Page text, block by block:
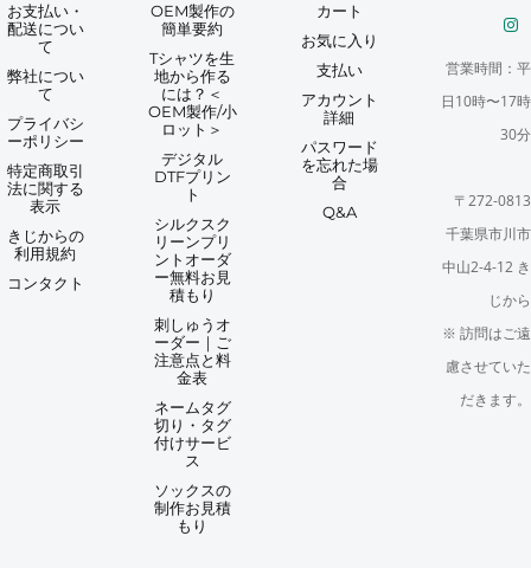
お支払い・
配送につい
て
弊社につい
て
プライバシ
ーポリシー
特定商取引
法に関する
表示
きじからの
利用規約
コンタクト
OEM製作の
簡単要約
Tシャツを生
地から作る
には？＜
OEM製作/小
ロット＞
デジタル
DTFプリン
ト
シルクスク
リーンプリ
ントオーダ
ー無料お見
積もり
刺しゅうオ
ーダー｜ご
注意点と料
金表
ネームタグ
切り・タグ
付けサービ
ス
ソックスの
制作お見積
もり
カート
お気に入り
支払い
アカウント
詳細
パスワード
を忘れた場
合
Q&A
営業時間：平
日10時〜17時
30分
〒272-0813
千葉県市川市
中山2-4-12 き
じから
※ 訪問はご遠
慮させていた
だきます。